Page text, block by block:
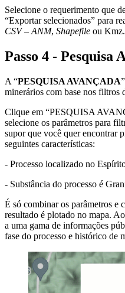
Selecione o requerimento que
“Exportar selecionados” para
CSV – ANM, Shapefile ou Kmz.
Passo 4 - Pesquisa
A “PESQUISA AVANÇADA
minerários com base nos filtros
Clique em “PESQUISA
selecione os parâmetros para
supor que você quer encontrar
seguintes características:
- Processo localizado no
- Substância do processo é
É só combinar os parâmetros
resultado é plotado no mapa.
a uma gama de informações
fase do processo e histórico de